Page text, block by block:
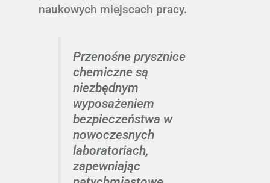
naukowych miejscach pracy.
Przenośne prysznice
chemiczne są
niezbędnym
wyposażeniem
bezpieczeństwa w
nowoczesnych
laboratoriach,
zapewniając